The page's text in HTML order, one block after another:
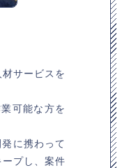
サービスを
可能な方を
に携わって
プし、案件